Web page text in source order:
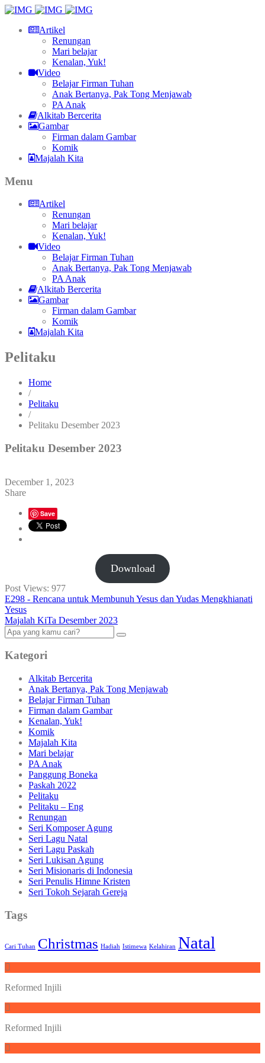
Artikel
Renungan
Mari belajar
Kenalan, Yuk!
Video
Belajar Firman Tuhan
Anak Bertanya, Pak Tong Menjawab
PA Anak
Alkitab Bercerita
Gambar
Firman dalam Gambar
Komik
Majalah Kita
Menu
Artikel
Renungan
Mari belajar
Kenalan, Yuk!
Video
Belajar Firman Tuhan
Anak Bertanya, Pak Tong Menjawab
PA Anak
Alkitab Bercerita
Gambar
Firman dalam Gambar
Komik
Majalah Kita
Pelitaku
Home
/
Pelitaku
/
Pelitaku Desember 2023
Pelitaku Desember 2023
December 1, 2023
Share
Save
Download
Post Views: 977
E298 - Rencana untuk Membunuh Yesus dan Yudas Mengkhianati
Yesus
Majalah KiTa Desember 2023
Kategori
Alkitab Bercerita
Anak Bertanya, Pak Tong Menjawab
Belajar Firman Tuhan
Firman dalam Gambar
Kenalan, Yuk!
Komik
Majalah Kita
Mari belajar
PA Anak
Panggung Boneka
Paskah 2022
Pelitaku
Pelitaku – Eng
Renungan
Seri Komposer Agung
Seri Lagu Natal
Seri Lagu Paskah
Seri Lukisan Agung
Seri Misionaris di Indonesia
Seri Penulis Himne Kristen
Seri Tokoh Sejarah Gereja
Tags
Cari Tuhan Christmas Hadiah Istimewa Kelahiran Natal
Reformed Injili
Reformed Injili